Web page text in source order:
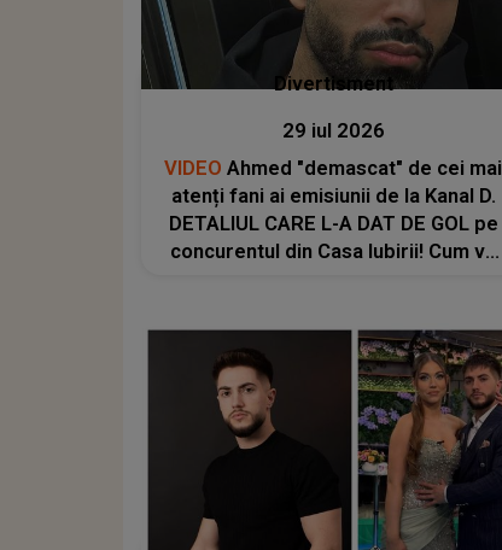
Divertisment
29 iul 2026
VIDEO Ahmed "demascat" de cei mai
atenți fani ai emisiunii de la Kanal D.
DETALIUL CARE L-A DAT DE GOL pe
concurentul din Casa Iubirii! Cum va
ar..."